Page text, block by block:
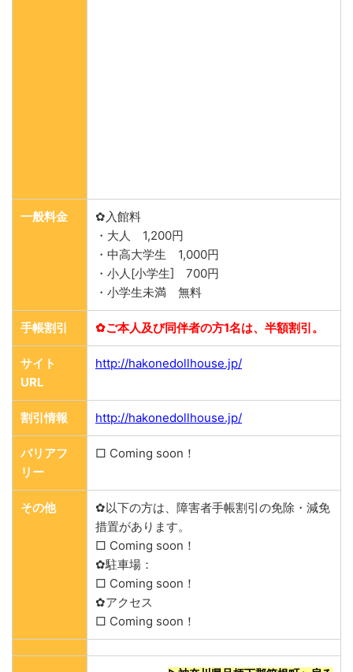
一般料金
✿入館料
・大人 1,200円
・中高大学生 1,000円
・小人[小学生] 700円
・小学生未満 無料
手帳割引 ✿ご本人及び同伴者の方1名は、半額割引。
サイト
URL
http://hakonedollhouse.jp/
割引情報 http://hakonedollhouse.jp/
バリアフ
リー
□ Coming soon！
その他
✿以下の方は、障害者手帳割引の免除・減免
措置があります。
□ Coming soon！
✿駐車場：
□ Coming soon！
✿アクセス
□ Coming soon！